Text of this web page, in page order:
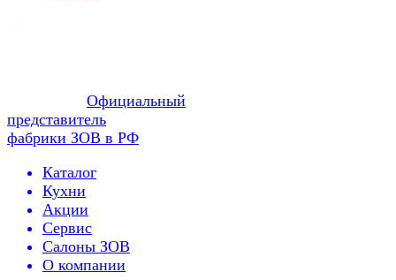
Официальный
представитель
фабрики ЗОВ в РФ
Каталог
Кухни
Акции
Сервис
Салоны ЗОВ
О компании